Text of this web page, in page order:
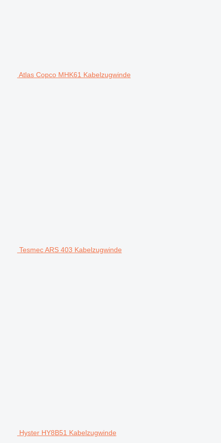
Atlas Copco MHK61 Kabelzugwinde
Tesmec ARS 403 Kabelzugwinde
Hyster HY8B51 Kabelzugwinde